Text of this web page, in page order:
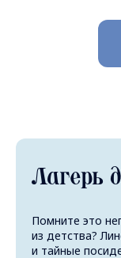
Лагерь
Помните это
из детства?
и тайные